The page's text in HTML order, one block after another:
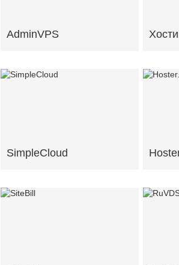
AdminVPS
SimpleCloud